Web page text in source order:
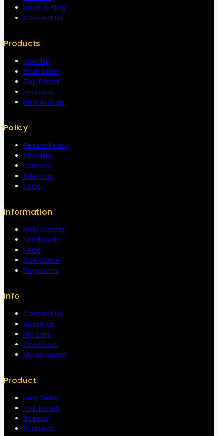
News & Blog
Contact Us
Products
Special
Best Seller
Top Rated
Featured
New Arrivals
Policy
Return Policy
Security
Careers
Sitemap
FAQs
Information
Help Center
Feedback
FAQs
Size Guide
Payments
Info
Contact us
About us
My cart
Checkout
My account
Product
Best Seller
Top Rated
Special
Featured